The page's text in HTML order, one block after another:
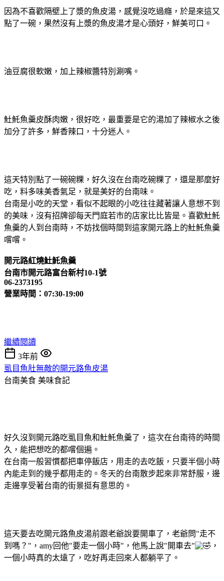
因為不喜歡隔壁上了漿的魚皮湯，感覺沒吃過癮，於是來這又
點了一碗，果然沒有上漿的魚皮湯才是心頭好，鮮美可口。
油豆腐很軟嫩，加上辣椒醬特別涮嘴。
𩵚魠魚羹皮酥肉嫩，很好吃，最重要是它的湯加了辣椒水之後
加分了許多，鮮香辣口，十分迷人。
這天特別點了一碗碗粿，好久沒在台南吃碗粿了，還是那麼好
吃，料多味美香氣足，就是美好的台南味。
台南是小吃的天堂，看似不起眼的小吃往往藏著讓人意想不到
的美味，沒有招牌卻每天門庭若市的店家比比皆是。喜歡𩵚魠
魚羹的人到台南時，不妨找個時間到這家開元路上的𩵚魠魚羹
嚐嚐。
開元路紅燒𩵚魠魚羹
台南市開元路富台新村10-1號
06-2373195
營業時間：07:30-19:00
繼續閱讀
3年前
虱目魚肚無敵的開元路魚皮湯
台南美食 美味食記
好久沒到開元路吃虱目魚和𩵚魠魚羹了，這次在台南待的時間
久，能把想吃的都嚐個遍。
在台南一般習慣都把車停飯店，用走的去吃飯，只要半個小時
內能走到的幾乎都用走的。冬天的台南散步起來非常舒服，邊
走邊享受著台南的街景挺有意思的。
這天要去吃開元路魚皮湯前跟老爺說要開車了，老爺問"走不
到嗎？"，amy回他"要走一個小時"，他馬上說"開車去"
，
一個小時真的太遠了，吃好再走回來人都躺平了。